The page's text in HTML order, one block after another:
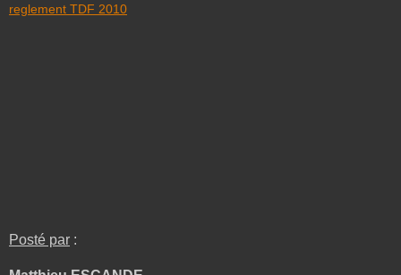
reglement TDF 2010
Posté par :